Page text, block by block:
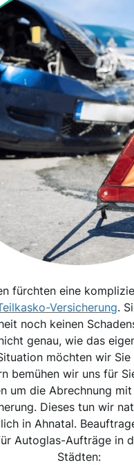
fürchten eine
Versicherung.
noch keinen
genau, wie das
möchten wir
bemühen wir uns für
um die Abrechnung
Dieses tun wir
in Ahnatal.
Autoglas-Aufträge in
Städten: